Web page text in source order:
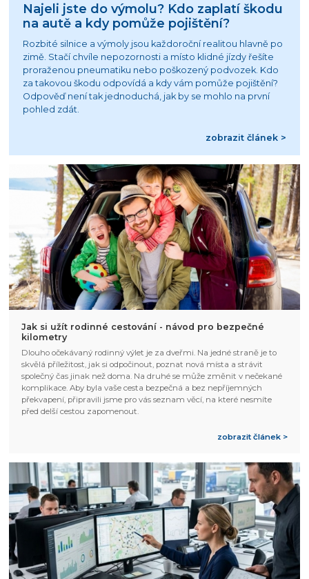
Najeli jste do výmolu? Kdo zaplatí škodu
na autě a kdy pomůže pojištění?
Rozbité silnice a výmoly jsou každoroční realitou hlavně po
zimě. Stačí chvíle nepozornosti a místo klidné jízdy řešíte
proraženou pneumatiku nebo poškozený podvozek. Kdo
za takovou škodu odpovídá a kdy vám pomůže pojištění?
Odpověď není tak jednoduchá, jak by se mohlo na první
pohled zdát.
zobrazit článek >
Jak si užít rodinné cestování - návod pro bezpečné
kilometry
Dlouho očekávaný rodinný výlet je za dveřmi. Na jedné straně je to
skvělá příležitost, jak si odpočinout, poznat nová místa a strávit
společný čas jinak než doma. Na druhé se může změnit v nečekané
komplikace. Aby byla vaše cesta bezpečná a bez nepříjemných
překvapení, připravili jsme pro vás seznam věcí, na které nesmíte
před delší cestou zapomenout.
zobrazit článek >